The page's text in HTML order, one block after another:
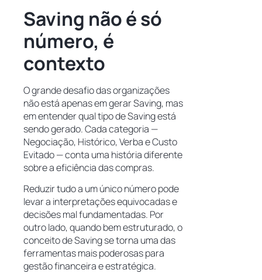
Saving não é só
número, é
contexto
O grande desafio das organizações
não está apenas em gerar Saving, mas
em entender qual tipo de Saving está
sendo gerado. Cada categoria —
Negociação, Histórico, Verba e Custo
Evitado — conta uma história diferente
sobre a eficiência das compras.
Reduzir tudo a um único número pode
levar a interpretações equivocadas e
decisões mal fundamentadas. Por
outro lado, quando bem estruturado, o
conceito de Saving se torna uma das
ferramentas mais poderosas para
gestão financeira e estratégica.